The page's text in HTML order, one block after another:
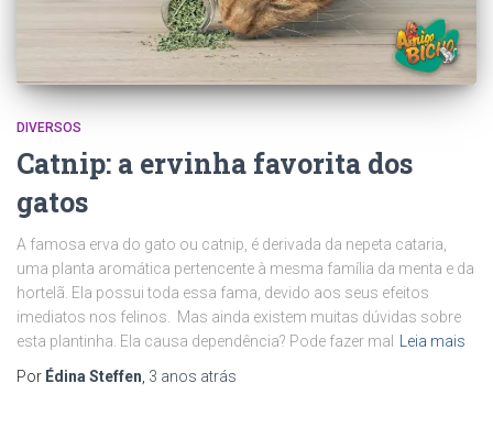
DIVERSOS
Catnip: a ervinha favorita dos
gatos
A famosa erva do gato ou catnip, é derivada da nepeta cataria,
uma planta aromática pertencente à mesma família da menta e da
hortelã. Ela possui toda essa fama, devido aos seus efeitos
imediatos nos felinos. Mas ainda existem muitas dúvidas sobre
esta plantinha. Ela causa dependência? Pode fazer mal
Leia mais
Por Édina Steffen 3 anos atrás